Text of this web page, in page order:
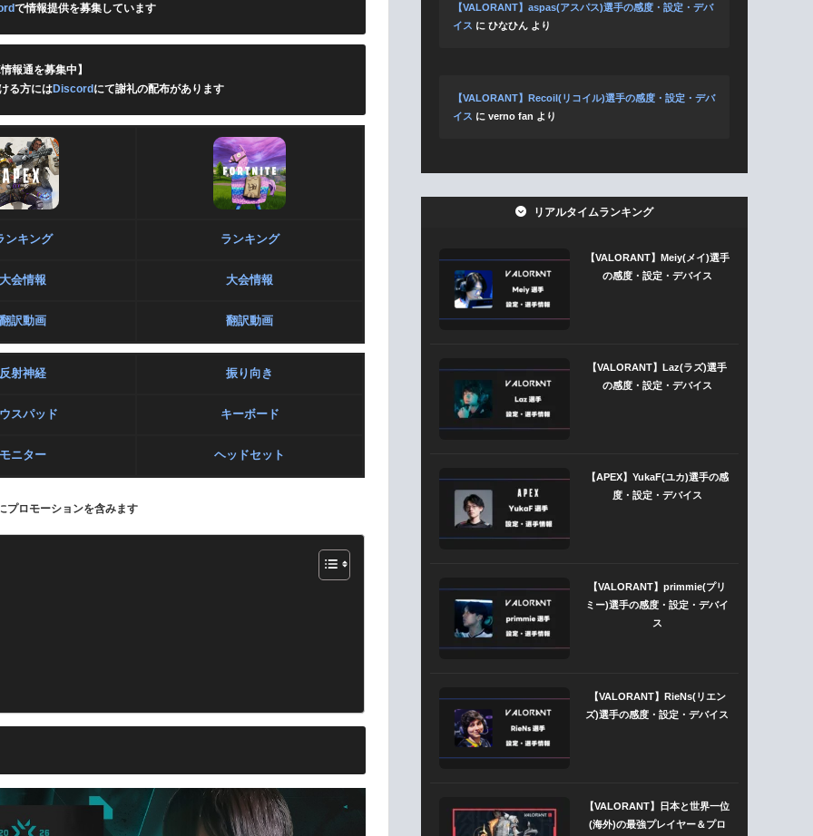
で情報提供を募集しています
報通を募集中】
る方にはDiscord にて謝礼の配布があります
ンキング ランキング
大会情報 大会情報
翻訳動画 翻訳動画
反射神経 振り向き
スパッド キーボード
モニター ヘッドセット
プロモーションを含みます
【VALORANT】aspas(アスパス)選手の感度・設定・デバ
イス に ひなひん より
【VALORANT】Recoil(リコイル)選手の感度・設定・デバ
イス に verno fan より
リアルタイムランキング
【VALORANT】Meiy(メイ)選手
の感度・設定・デバイス
【VALORANT】Laz(ラズ)選手
の感度・設定・デバイス
【APEX】YukaF(ユカ)選手の感
度・設定・デバイス
【VALORANT】primmie(プリ
ミー)選手の感度・設定・デバイ
ス
【VALORANT】RieNs(リエン
ズ)選手の感度・設定・デバイス
【VALORANT】日本と世界一位
(海外)の最強プレイヤー＆プロ